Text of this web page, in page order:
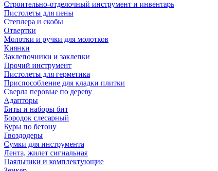
Строительно-отделочный инструмент и инвентарь
Пистолеты для пены
Степлера и скобы
Отвертки
Молотки и ручки для молотков
Киянки
Заклепочники и заклепки
Прочий инструмент
Пистолеты для герметика
Приспособление для кладки плитки
Сверла перовые по дереву
Адапторы
Биты и наборы бит
Бородок слесарный
Буры по бетону
Гвоздодеры
Сумки для инструмента
Лента, жилет сигнальная
Паяльники и комплектующие